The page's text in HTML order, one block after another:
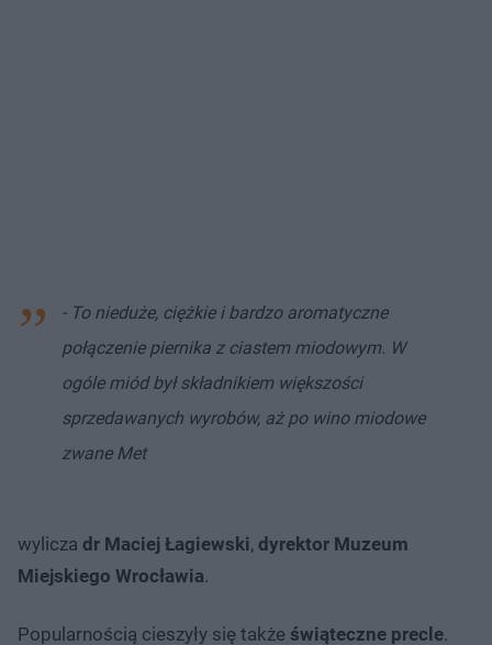
- To nieduże, ciężkie i bardzo aromatyczne
połączenie piernika z ciastem miodowym. W
ogóle miód był składnikiem większości
sprzedawanych wyrobów, aż po wino miodowe
zwane Met
wylicza dr Maciej Łagiewski, dyrektor Muzeum
Miejskiego Wrocławia.
Popularnością cieszyły się także świąteczne precle.